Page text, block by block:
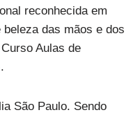
reconhecida em
das mãos e dos
Aulas de
São Paulo. Sendo